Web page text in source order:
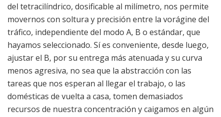
del tetracilíndrico, dosificable al milímetro, nos permite
movernos con soltura y precisión entre la vorágine del
tráfico, independiente del modo A, B o estándar, que
hayamos seleccionado. Sí es conveniente, desde luego,
ajustar el B, por su entrega más atenuada y su curva
menos agresiva, no sea que la abstracción con las
tareas que nos esperan al llegar el trabajo, o las
domésticas de vuelta a casa, tomen demasiados
recursos de nuestra concentración y caigamos en algún